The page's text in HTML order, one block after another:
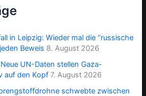
in Leipzig: Wieder mal die “russische
Beweis 8. August 2026
UN-Daten stellen Gaza-
auf den Kopf 7. August 2026
schwebte zwischen